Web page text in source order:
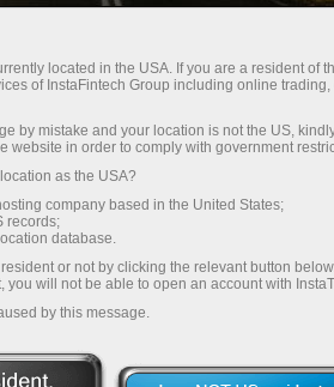
ะห์ต่างๆและข่าวเกี่ยวกับ forex ที่เ
ต์และช่วยประหยัดเวลาได้ รูปแบบ
ปกว่านั้น คุณยังสามารถเลือกภาษาข
located in the USA. If you are a resident of
of InstaFintech Group including online
by mistake and your location is not the US,
website in order to comply with government
as the USA?
company based in the United States;
records;
database.
or not by clicking the relevant button
will not be able to open an account with
by this message.